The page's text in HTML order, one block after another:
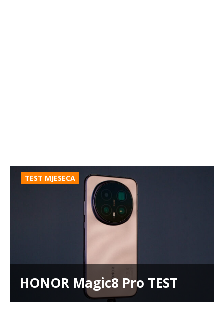
TEST MJESECA
HONOR Magic8 Pro TEST